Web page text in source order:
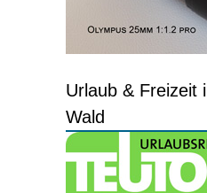
Urlaub & Freizeit
Wald